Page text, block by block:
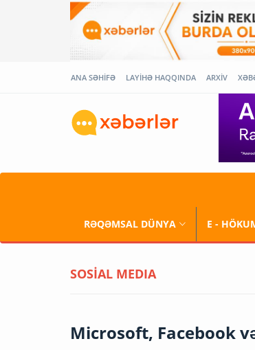
ANA SƏHİFƏ LAYİHƏ HAQQINDA ARXİV
RƏQƏMSAL DÜNYA E -
SOSİAL MEDIA
Microsoft, Facebook